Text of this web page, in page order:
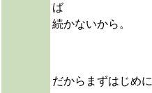
ば
続かないから。
だから まずはじめに